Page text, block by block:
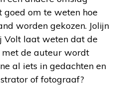
goed om te weten hoe
worden gekozen. Jolijn
Volt laat weten dat de
de auteur wordt
al iets in gedachten en
of fotograaf?